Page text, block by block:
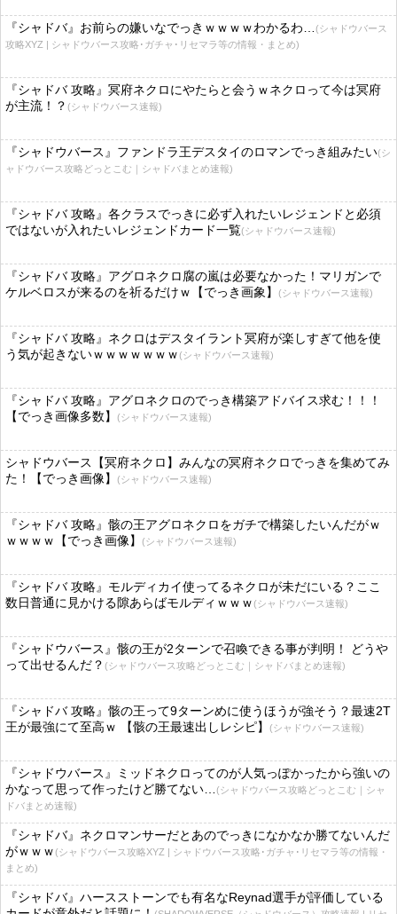
『シャドバ』お前らの嫌いなでっきｗｗｗｗわかるわ…
(シャドウバース
攻略XYZ | シャドウバース攻略･ガチャ･リセマラ等の情報・まとめ)
『シャドバ 攻略』冥府ネクロにやたらと会うｗネクロって今は冥府
が主流！？ (シャドウバース速報)
『シャドウバース』ファンドラ王デスタイのロマンでっき組みたい(シ
ャドウバース攻略どっとこむ｜シャドバまとめ速報)
『シャドバ 攻略』各クラスでっきに必ず入れたいレジェンドと必須
ではないが入れたいレジェンドカード一覧(シャドウバース速報)
『シャドバ 攻略』アグロネクロ腐の嵐は必要なかった！マリガンで
ケルベロスが来るのを祈るだけｗ【でっき画象】
(シャドウバース速報)
『シャドバ 攻略』ネクロはデスタイラント冥府が楽しすぎて他を使
う気が起きないｗｗｗｗｗｗｗ (シャドウバース速報)
『シャドバ 攻略』アグロネクロのでっき構築アドバイス求む！！！
【でっき画像多数】
(シャドウバース速報)
シャドウバース【冥府ネクロ】みんなの冥府ネクロでっきを集めてみ
た！【でっき画像】
(シャドウバース速報)
『シャドバ 攻略』骸の王アグロネクロをガチで構築したいんだがｗ
ｗｗｗｗ【でっき画像】
(シャドウバース速報)
『シャドバ 攻略』モルディカイ使ってるネクロが未だにいる？ここ
数日普通に見かける隙あらばモルディｗｗｗ (シャドウバース速報)
『シャドウバース』骸の王が2ターンで召喚できる事が判明！ どうや
って出せるんだ？ (シャドウバース攻略どっとこむ｜シャドバまとめ速報)
『シャドバ 攻略』骸の王って9ターンめに使うほうが強そう？最速2T
王が最強にて至高ｗ 【骸の王最速出しレシピ】
(シャドウバース速報)
『シャドウバース』ミッドネクロってのが人気っぽかったから強いの
かなって思って作ったけど勝てない…
(シャドウバース攻略どっとこむ｜シャ
ドバまとめ速報)
『シャドバ』ネクロマンサーだとあのでっきになかなか勝てないんだ
がｗｗｗ (シャドウバース攻略XYZ | シャドウバース攻略･ガチャ･リセマラ等の情報・
まとめ)
『シャドバ』ハースストーンでも有名なReynad選手が評価している